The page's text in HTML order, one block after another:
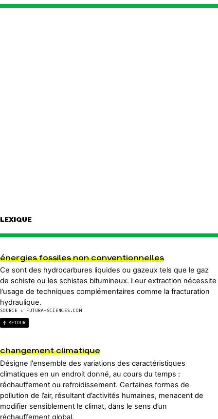
LEXIQUE
énergies fossiles non conventionnelles
Ce sont des hydrocarbures liquides ou gazeux tels que le gaz
de schiste ou les schistes bitumineux. Leur extraction nécessite
l'usage de techniques complémentaires comme la fracturation
hydraulique.
SOURCE : FUTURA-SCIENCES.COM
RETOUR
changement climatique
Désigne l'ensemble des variations des caractéristiques
climatiques en un endroit donné, au cours du temps :
réchauffement ou refroidissement. Certaines formes de
pollution de l’air, résultant d’activités humaines, menacent de
modifier sensiblement le climat, dans le sens d’un
réchauffement global.